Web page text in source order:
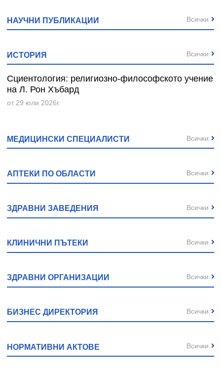
НАУЧНИ ПУБЛИКАЦИИ Всички
ИСТОРИЯ
Сциентология: религиозно-философското учение
на Л. Рон Хъбард
от 29 юли 2026г.
Всички
МЕДИЦИНСКИ СПЕЦИАЛИСТИ Всички
АПТЕКИ ПО ОБЛАСТИ Всички
ЗДРАВНИ ЗАВЕДЕНИЯ Всички
КЛИНИЧНИ ПЪТЕКИ Всички
ЗДРАВНИ ОРГАНИЗАЦИИ Всички
БИЗНЕС ДИРЕКТОРИЯ Всички
НОРМАТИВНИ АКТОВЕ Всички